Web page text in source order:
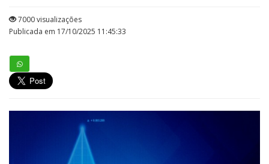
7000 visualizações
Publicada em 17/10/2025 11:45:33